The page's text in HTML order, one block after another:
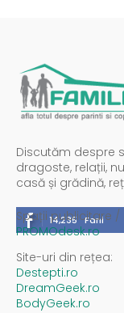
Discutăm despre
dragoste, relații,
casă și grădină,
14,235 Fani
Spații publicitare
PROMOdesk.ro
Site-uri din rețea:
Destepti.ro
DreamGeek.ro
BodyGeek.ro